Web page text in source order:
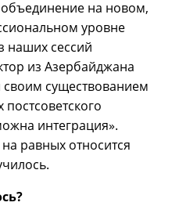
на новом,
уровне
наших сессий
из Азербайджана
существованием
интеграция».
равных относится